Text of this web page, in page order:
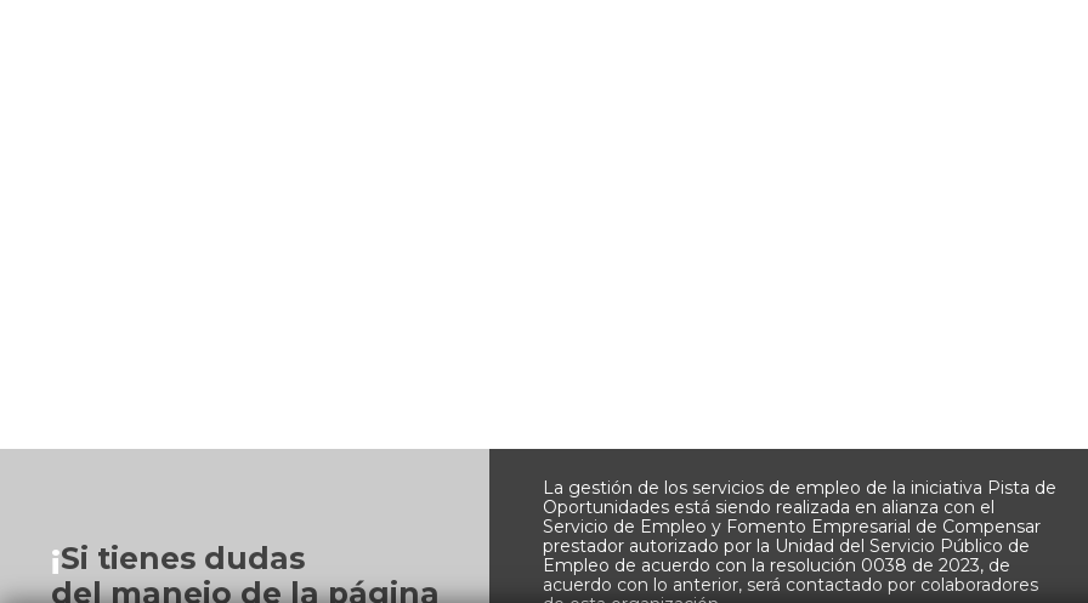
¡Si tienes dudas
del manejo de la página
La gestión de los servicios de empleo de la iniciativa Pista de
Oportunidades está siendo realizada en alianza con el
Servicio de Empleo y Fomento Empresarial de Compensar
prestador autorizado por la Unidad del Servicio Público de
Empleo de acuerdo con la resolución 0038 de 2023, de
acuerdo con lo anterior, será contactado por colaboradores